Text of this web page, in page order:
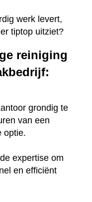
werk levert,
tiptop uitziet?
reiniging
grondig te
van een
optie.
expertise om
en efficiënt